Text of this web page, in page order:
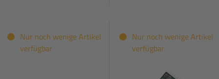
Nur noch wenige Artikel
verfügbar
Nur noch wenige Artikel
verfügbar